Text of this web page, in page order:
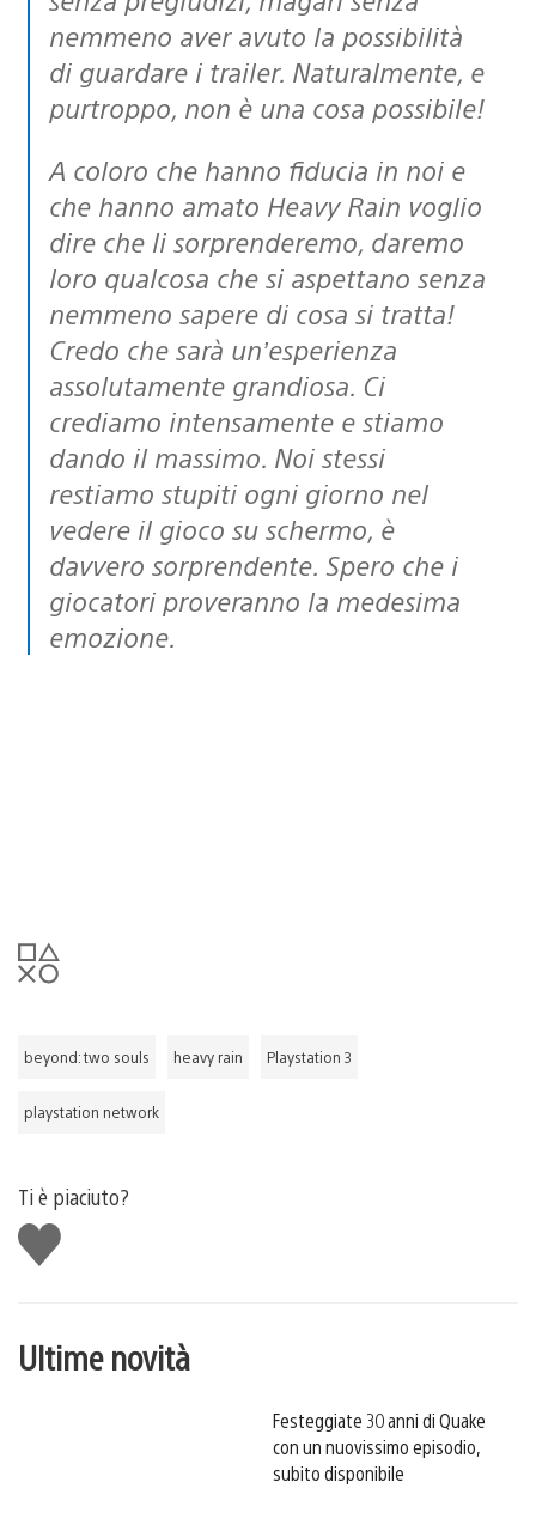
nemmeno aver avuto la possibilità
di guardare i trailer. Naturalmente, e
purtroppo, non è una cosa possibile!
A coloro che hanno fiducia in noi e
che hanno amato Heavy Rain voglio
dire che li sorprenderemo, daremo
loro qualcosa che si aspettano senza
nemmeno sapere di cosa si tratta!
Credo che sarà un’esperienza
assolutamente grandiosa. Ci
crediamo intensamente e stiamo
dando il massimo. Noi stessi
restiamo stupiti ogni giorno nel
vedere il gioco su schermo, è
davvero sorprendente. Spero che i
giocatori proveranno la medesima
emozione.
beyond: two souls heavy rain Playstation 3
playstation network
Ti è piaciuto?
Mi
piace
Ultime novità
Festeggiate 30 anni di Quake
con un nuovissimo episodio,
subito disponibile